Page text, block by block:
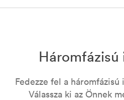
Fedezze fel a
Válassza ki az Önnek